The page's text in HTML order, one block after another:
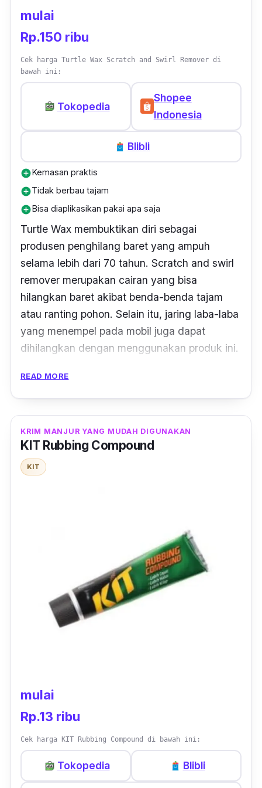
mulai
Rp.150 ribu
Cek harga Turtle Wax Scratch and Swirl Remover di
bawah ini:
Tokopedia
Shopee
Indonesia
Blibli
add_circleKemasan praktis
add_circleTidak berbau tajam
add_circleBisa diaplikasikan pakai apa saja
Turtle Wax membuktikan diri sebagai
produsen penghilang baret yang ampuh
selama lebih dari 70 tahun. Scratch and swirl
remover merupakan cairan yang bisa
hilangkan baret akibat benda-benda tajam
atau ranting pohon. Selain itu, jaring laba-laba
yang menempel pada mobil juga dapat
dihilangkan dengan menggunakan produk ini.
Untuk menggunakannya, kamu cuma perlu
atau panel cat yang tergores. Selanjutnya,
seka ringan bagian tadi dengan kain
mikrofiber. Ulangi apabila diperlukan dan
mobil kamu akan kembali mengkilap.
READ MORE
KRIM MANJUR YANG MUDAH DIGUNAKAN
KIT Rubbing Compound
KIT
mulai
Rp.13 ribu
Cek harga KIT Rubbing Compound di bawah ini:
Tokopedia Blibli